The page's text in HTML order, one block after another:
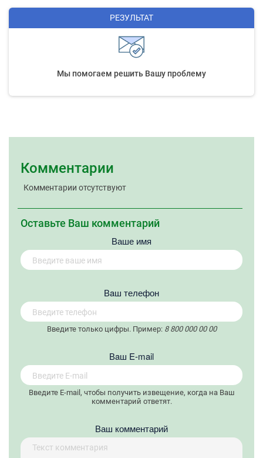
РЕЗУЛЬТАТ
Мы помогаем решить Вашу проблему
Комментарии
Комментарии отсутствуют
Оставьте Ваш комментарий
Ваше имя
Вaш телефон
Введите только цифры. Пример: 8 800 000 00 00
Вaш E-mail
Введите E-mail, чтобы получить извещение, когда на Ваш
комментарий ответят.
Ваш комментарий